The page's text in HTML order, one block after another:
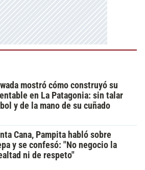
mostró cómo construyó su
en La Patagonia: sin talar
y de la mano de su cuñado
Cana, Pampita habló sobre
y se confesó: "No negocio la
ni de respeto"